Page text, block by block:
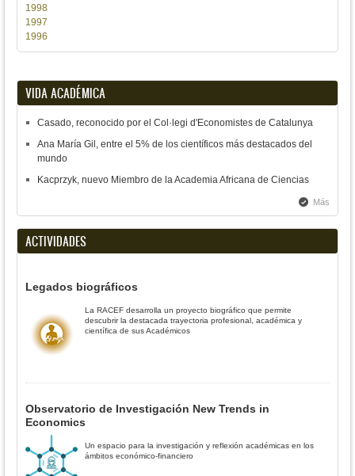
1998
1997
1996
VIDA ACADÉMICA
Casado, reconocido por el Col·legi d'Economistes de Catalunya
Ana María Gil, entre el 5% de los científicos más destacados del
mundo
Kacprzyk, nuevo Miembro de la Academia Africana de Ciencias
Más
ACTIVIDADES
Legados biográficos
La RACEF desarrolla un proyecto biográfico que permite
descubrir la destacada trayectoria profesional, académica y
científica de sus Académicos
Observatorio de Investigación New Trends in
Economics
Un espacio para la investigación y reflexión académicas en los
ámbitos económico-financiero